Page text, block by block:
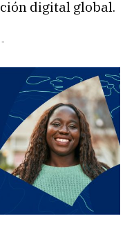
digital global.
-